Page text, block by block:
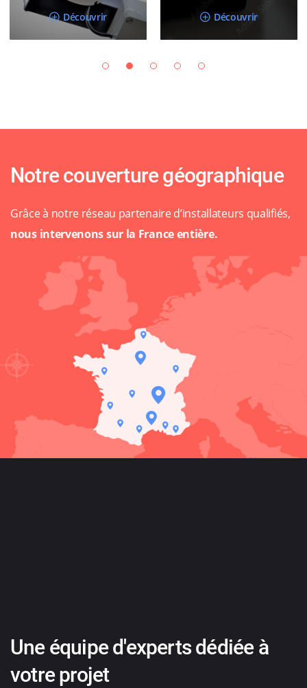
Découvrir Découvrir
Notre couverture géographique
Grâce à notre réseau partenaire d’installateurs qualifiés,
nous intervenons sur la France entière.
Une équipe d'experts dédiée à
votre projet